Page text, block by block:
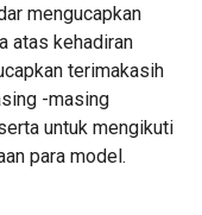
mengucapkan
atas kehadiran
terimakasih
-masing
untuk mengikuti
para model.